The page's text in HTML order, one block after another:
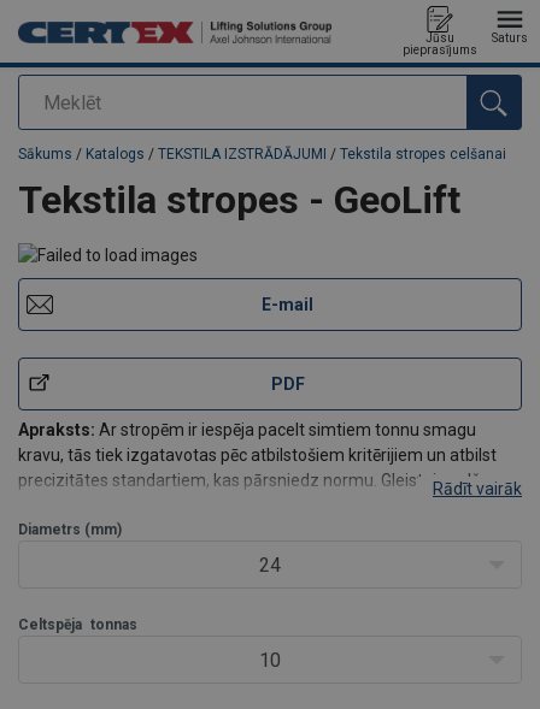
Meklēt
Jūsu
pieprasījums
Saturs
Pievienots jūsu pasūtījumam
Sākums / Katalogs / TEKSTILA IZSTRĀDĀJUMI / Tekstila stropes celšanai
Tekstila stropes - GeoLift
E-mail
PDF
Apraksts: Ar stropēm ir iespēja pacelt simtiem tonnu smagu
kravu, tās tiek izgatavotas pēc atbilstošiem kritērijiem un atbilst
precizitātes standartiem, kas pārsniedz normu. Gleistein celšanas
cietas metāla trošu
Rādīt vairāk
Diametrs (mm)
24
Celtspēja tonnas
10